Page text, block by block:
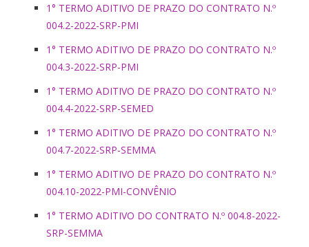
1° TERMO ADITIVO DE PRAZO DO CONTRATO N.º
004.2-2022-SRP-PMI
1° TERMO ADITIVO DE PRAZO DO CONTRATO N.º
004.3-2022-SRP-PMI
1° TERMO ADITIVO DE PRAZO DO CONTRATO N.º
004.4-2022-SRP-SEMED
1° TERMO ADITIVO DE PRAZO DO CONTRATO N.º
004.7-2022-SRP-SEMMA
1° TERMO ADITIVO DE PRAZO DO CONTRATO N.º
004.10-2022-PMI-CONVÊNIO
1° TERMO ADITIVO DO CONTRATO N.º 004.8-2022-
SRP-SEMMA